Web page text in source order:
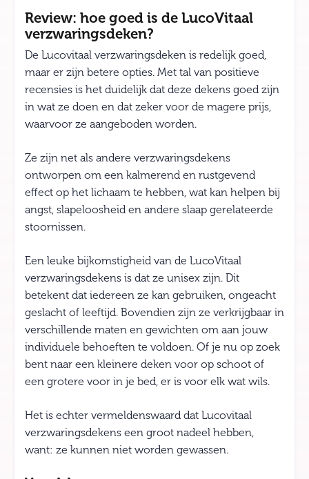
Review: hoe goed is de LucoVitaal
verzwaringsdeken?
De Lucovitaal verzwaringsdeken is redelijk goed,
maar er zijn betere opties. Met tal van positieve
recensies is het duidelijk dat deze dekens goed zijn
in wat ze doen en dat zeker voor de magere prijs,
waarvoor ze aangeboden worden.
Ze zijn net als andere verzwaringsdekens
ontworpen om een kalmerend en rustgevend
effect op het lichaam te hebben, wat kan helpen bij
angst, slapeloosheid en andere slaap gerelateerde
stoornissen.
Een leuke bijkomstigheid van de LucoVitaal
verzwaringsdekens is dat ze unisex zijn. Dit
betekent dat iedereen ze kan gebruiken, ongeacht
geslacht of leeftijd. Bovendien zijn ze verkrijgbaar in
verschillende maten en gewichten om aan jouw
individuele behoeften te voldoen. Of je nu op zoek
bent naar een kleinere deken voor op schoot of
een grotere voor in je bed, er is voor elk wat wils.
Het is echter vermeldenswaard dat Lucovitaal
verzwaringsdekens een groot nadeel hebben,
want: ze kunnen niet worden gewassen.